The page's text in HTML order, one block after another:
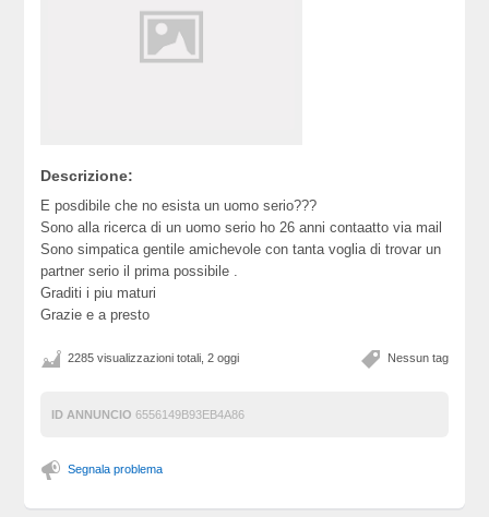
Descrizione:
E posdibile che no esista un uomo serio???
Sono alla ricerca di un uomo serio ho 26 anni contaatto via mail
Sono simpatica gentile amichevole con tanta voglia di trovar un
partner serio il prima possibile .
Graditi i piu maturi
Grazie e a presto
Nessun tag
2285 visualizzazioni totali, 2 oggi
ID ANNUNCIO 6556149B93EB4A86
Segnala problema